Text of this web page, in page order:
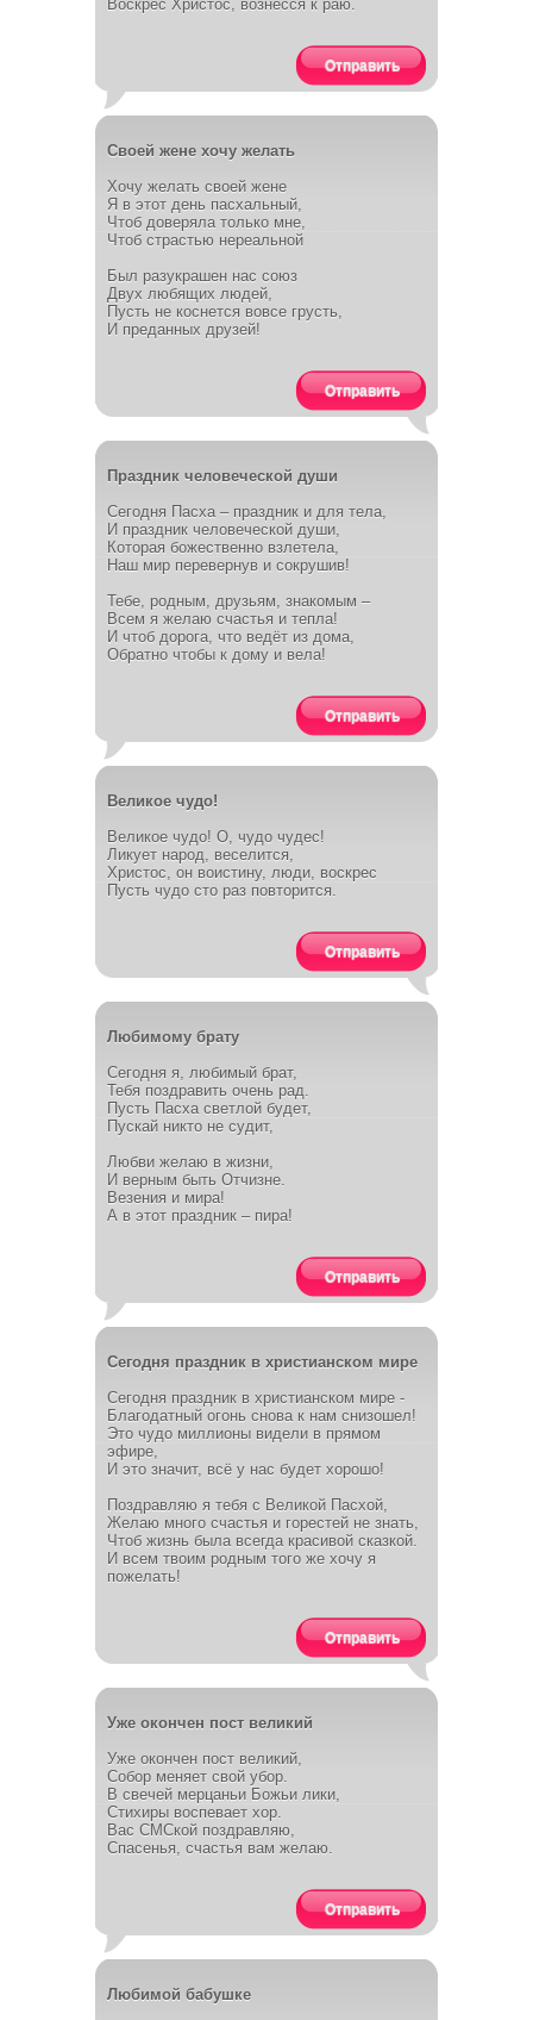
Воскрес Христос, вознесся к раю.
Отправить
Своей жене хочу желать
Хочу желать своей жене
Я в этот день пасхальный,
Чтоб доверяла только мне,
Чтоб страстью нереальной
Был разукрашен нас союз
Двух любящих людей,
Пусть не коснется вовсе грусть,
И преданных друзей!
Отправить
Праздник человеческой души
Сегодня Пасха – праздник и для тела,
И праздник человеческой души,
Которая божественно взлетела,
Наш мир перевернув и сокрушив!
Тебе, родным, друзьям, знакомым –
Всем я желаю счастья и тепла!
И чтоб дорога, что ведёт из дома,
Обратно чтобы к дому и вела!
Отправить
Великое чудо!
Великое чудо! О, чудо чудес!
Ликует народ, веселится,
Христос, он воистину, люди, воскрес
Пусть чудо сто раз повторится.
Отправить
Любимому брату
Сегодня я, любимый брат,
Тебя поздравить очень рад.
Пусть Пасха светлой будет,
Пускай никто не судит,
Любви желаю в жизни,
И верным быть Отчизне.
Везения и мира!
А в этот праздник – пира!
Отправить
Сегодня праздник в христианском мире
Сегодня праздник в христианском мире -
Благодатный огонь снова к нам снизошел!
Это чудо миллионы видели в прямом
эфире,
И это значит, всё у нас будет хорошо!
Поздравляю я тебя с Великой Пасхой,
Желаю много счастья и горестей не знать,
Чтоб жизнь была всегда красивой сказкой.
И всем твоим родным того же хочу я
пожелать!
Отправить
Уже окончен пост великий
Уже окончен пост великий,
Собор меняет свой убор.
В свечей мерцаньи Божьи лики,
Стихиры воспевает хор.
Вас СМСкой поздравляю,
Спасенья, счастья вам желаю.
Отправить
Любимой бабушке